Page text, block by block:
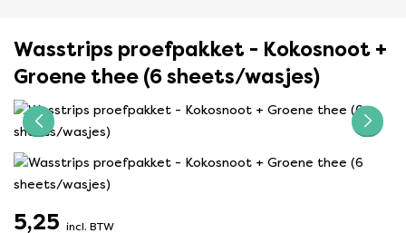
Wasstrips proefpakket - Kokosnoot +
Groene thee (6 sheets/wasjes)
5,25 incl. BTW